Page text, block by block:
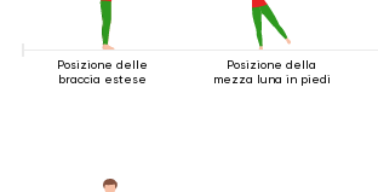
Posizione delle
braccia estese
Posizione della
mezza luna in piedi